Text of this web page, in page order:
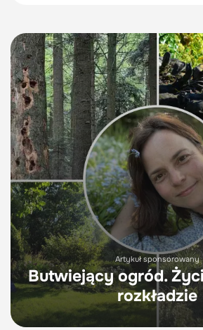
Artykuł sponsorowany
Butwiejący ogród.
rozkładzie